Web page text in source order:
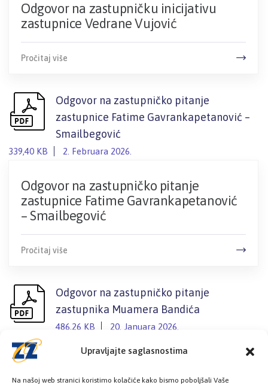
Upravljajte saglasnostima
Na našoj web stranici koristimo kolačiće kako bismo poboljšali Vaše
Odgovor na zastupničku inicijativu
zastupnice Vedrane Vujović
Pročitaj više
Odgovor na zastupničko pitanje
zastupnice Fatime Gavrankapetanović –
Smailbegović
339,40 KB 2. Februara 2026.
Odgovor na zastupničko pitanje
zastupnice Fatime Gavrankapetanović
– Smailbegović
Pročitaj više
Odgovor na zastupničko pitanje
zastupnika Muamera Bandića
486,26 KB 20. Januara 2026.
Odgovor na zastupničko pitanje
zastupnika Muamera Bandića